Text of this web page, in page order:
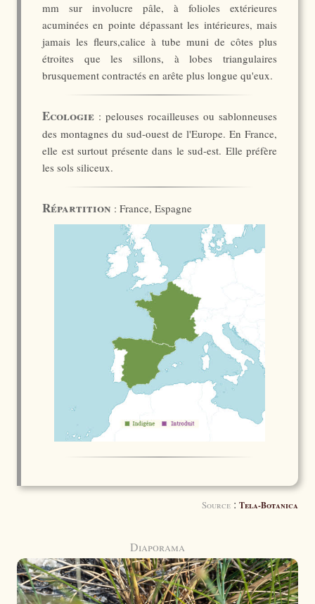
mm sur involucre pâle, à folioles extérieures
acuminées en pointe dépassant les intérieures, mais
jamais les fleurs,calice à tube muni de côtes plus
étroites que les sillons, à lobes triangulaires
brusquement contractés en arête plus longue qu'eux.
Ecologie : pelouses rocailleuses ou sablonneuses
des montagnes du sud-ouest de l'Europe. En France,
elle est surtout présente dans le sud-est. Elle préfère
les sols siliceux.
Répartition : France, Espagne
Source : Tela-Botanica
Diaporama